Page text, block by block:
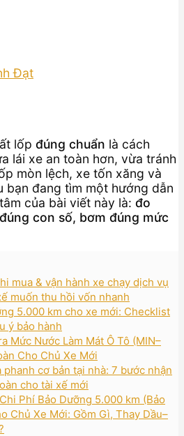
Đạt
lốp đúng chuẩn là cách
lái xe an toàn hơn, vừa tránh
mòn lệch, xe tốn xăng và
bạn đang tìm một hướng dẫn
của bài viết này là: đo
con số, bơm đúng mức
mua & vận hành xe chạy dịch vụ
muốn thu hồi vốn nhanh
5.000 km cho xe mới: Checklist
ý bảo hành
Mức Nước Làm Mát Ô Tô (MIN–
Cho Chủ Xe Mới
cơ bản tại nhà: 7 bước nhận
cho tài xế mới
Phí Bảo Dưỡng 5.000 km (Bảo
Chủ Xe Mới: Gồm Gì, Thay Dầu–